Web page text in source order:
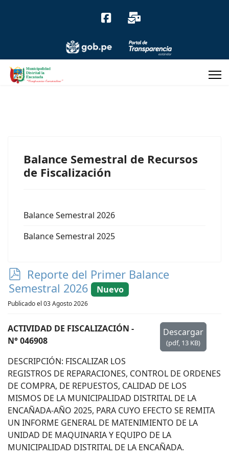
Facebook
Balance Semestral de Recursos
de Fiscalización
Balance Semestral 2026
Balance Semestral 2025
p
d
f
Reporte del Primer Balance
Semestral 2026
Nuevo
Publicado el 03 Agosto 2026
Descargar
(pdf, 13 KB)
ACTIVIDAD DE FISCALIZACIÓN -
N° 046908
DESCRIPCIÓN: FISCALIZAR LOS
REGISTROS DE REPARACIONES, CONTROL DE ORDENES
DE COMPRA, DE REPUESTOS, CALIDAD DE LOS
MISMOS DE LA MUNICIPALIDAD DISTRITAL DE LA
ENCAÑADA-AÑO 2025, PARA CUYO EFECTO SE REMITA
UN INFORME GENERAL DE MATENIMIENTO DE LA
UNIDAD DE MAQUINARIA Y EQUIPO DE LA
MUNICIPALIDAD DISTRITAL DE LA ENCAÑADA.